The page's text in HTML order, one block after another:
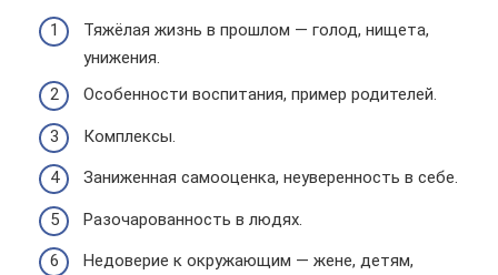
Тяжёлая жизнь в прошлом — голод, нищета,
унижения.
Особенности воспитания, пример родителей.
Комплексы.
Заниженная самооценка, неуверенность в себе.
Разочарованность в людях.
Недоверие к окружающим — жене, детям,